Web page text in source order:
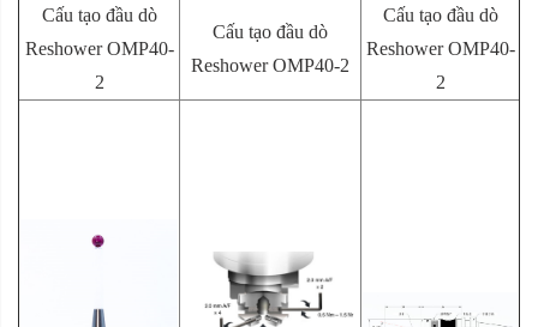
Cấu tạo đầu dò
Reshower OMP40-
2
Cấu tạo đầu dò
Reshower OMP40-2
Cấu tạo đầu dò
Reshower OMP40-
2